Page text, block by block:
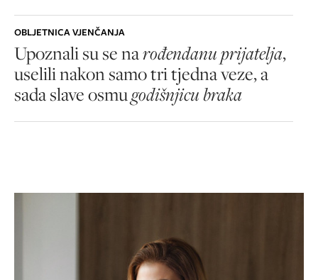
OBLJETNICA VJENČANJA
Upoznali su se narođendanu prijatelja,
uselili nakon samo tri tjedna veze, a
sada slave osmugodišnjicu braka